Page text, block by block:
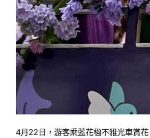
4月22日，游客乘藍花楹不雅光車賞